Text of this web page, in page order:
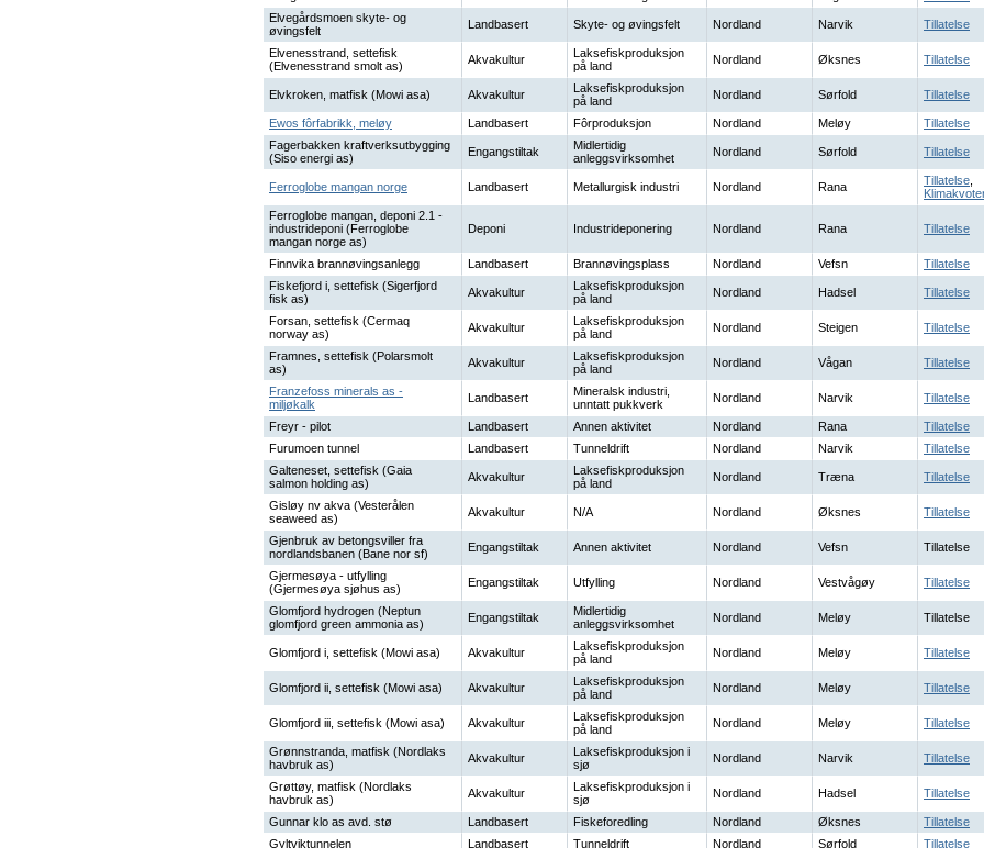
Elvegårdsmoen skyte- og
øvingsfelt
Landbasert Skyte- og øvingsfelt Nordland Narvik Tillatelse
Elvenesstrand, settefisk
(Elvenesstrand smolt as)
Akvakultur
Laksefiskproduksjon
på land
Nordland Øksnes Tillatelse
Elvkroken, matfisk (Mowi asa) Akvakultur
Laksefiskproduksjon
på land
Nordland Sørfold Tillatelse
Ewos fôrfabrikk, meløy Landbasert Fôrproduksjon Nordland Meløy
Tillatelse
Fagerbakken kraftverksutbygging
(Siso energi as)
Engangstiltak
Midlertidig
anleggsvirksomhet
Nordland Sørfold Tillatelse
Ferroglobe mangan norge Landbasert Metallurgisk industri Nordland Rana Tillatelse
Ferroglobe mangan, deponi 2.1 -
industrideponi (Ferroglobe
mangan norge as)
Deponi Industrideponering Nordland Rana Tillatelse
Finnvika brannøvingsanlegg Landbasert Brannøvingsplass Nordland Vefsn
Tillatelse
Fiskefjord i, settefisk (Sigerfjord
fisk as)
Akvakultur
Laksefiskproduksjon
på land
Nordland Hadsel Tillatelse
Forsan, settefisk (Cermaq
norway as)
Akvakultur
Laksefiskproduksjon
på land
Nordland Steigen Tillatelse
Framnes, settefisk (Polarsmolt
as)
Akvakultur
Laksefiskproduksjon
på land
Nordland Vågan Tillatelse
Franzefoss minerals as -
miljøkalk
Landbasert
Mineralsk industri,
unntatt pukkverk
Nordland Narvik Tillatelse
Freyr - pilot Landbasert Annen aktivitet Nordland Rana
Tillatelse
Furumoen tunnel
Landbasert Tunneldrift Nordland Narvik
Tillatelse
Galteneset, settefisk (Gaia
salmon holding as)
Akvakultur
Laksefiskproduksjon
på land
Nordland Træna Tillatelse
Gisløy nv akva (Vesterålen
seaweed as)
Akvakultur N/A Nordland Øksnes Tillatelse
Gjenbruk av betongsviller fra
nordlandsbanen (Bane nor sf)
Engangstiltak Annen aktivitet Nordland Vefsn Tillatelse
Gjermesøya - utfylling
(Gjermesøya sjøhus as)
Engangstiltak Utfylling Nordland Vestvågøy Tillatelse
Glomfjord hydrogen (Neptun
glomfjord green ammonia as)
Engangstiltak
Midlertidig
anleggsvirksomhet
Nordland Meløy Tillatelse
Glomfjord i, settefisk (Mowi asa) Akvakultur
Laksefiskproduksjon
på land
Nordland Meløy Tillatelse
Glomfjord ii, settefisk (Mowi asa) Akvakultur
Laksefiskproduksjon
på land
Nordland Meløy Tillatelse
Glomfjord iii, settefisk (Mowi asa) Akvakultur
Laksefiskproduksjon
på land
Nordland Meløy Tillatelse
Grønnstranda, matfisk (Nordlaks
havbruk as)
Akvakultur
Laksefiskproduksjon i
sjø
Nordland Narvik Tillatelse
Grøttøy, matfisk (Nordlaks
havbruk as)
Akvakultur
Laksefiskproduksjon i
sjø
Nordland Hadsel Tillatelse
Gunnar klo as avd. stø Landbasert Fiskeforedling Nordland Øksnes
Tillatelse
Gyltviktunnelen
Landbasert Tunneldrift Nordland Sørfold Tillatelse